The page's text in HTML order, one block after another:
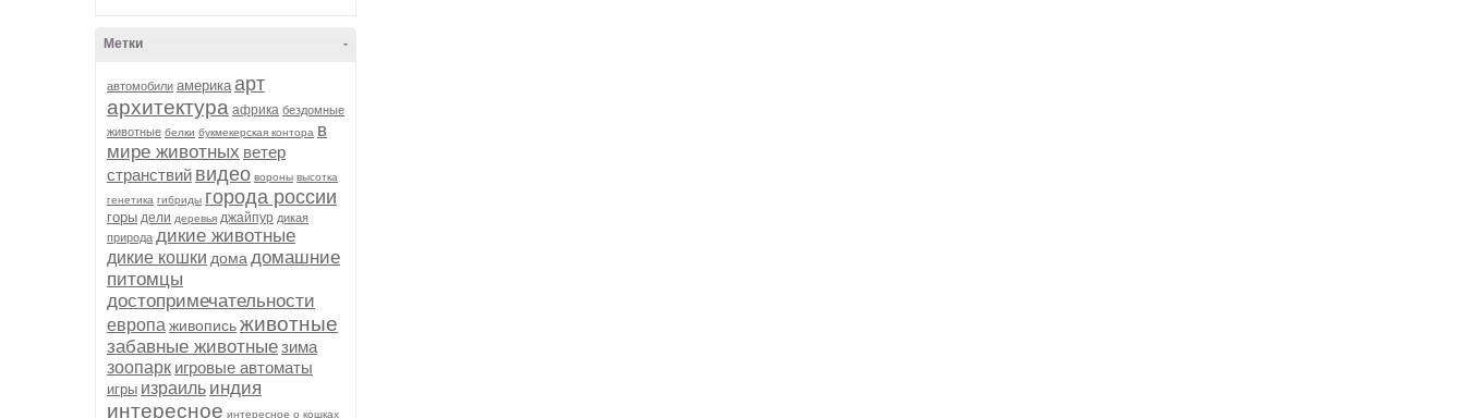
-
Метки
автомобили америка арт
архитектура африка бездомные
животные белки букмекерская контора в
мире животных ветер
странствий видео вороны высотка
генетика гибриды города россии
горы дели деревья джайпур дикая
природа дикие животные
дикие кошки дома домашние
питомцы
достопримечательности
европа живописьживотные
забавные животныезима
зоопарк игровые автоматы
игры израиль индия
интересное интересное о кошках